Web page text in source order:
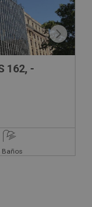
162, -
Baños